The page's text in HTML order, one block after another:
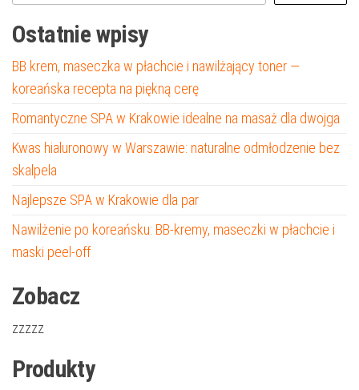
Ostatnie wpisy
BB krem, maseczka w płachcie i nawilżający toner —
koreańska recepta na piękną cerę
Romantyczne SPA w Krakowie idealne na masaż dla dwojga
Kwas hialuronowy w Warszawie: naturalne odmłodzenie bez
skalpela
Najlepsze SPA w Krakowie dla par
Nawilżenie po koreańsku: BB-kremy, maseczki w płachcie i
maski peel-off
Zobacz
zzzzz
Produkty